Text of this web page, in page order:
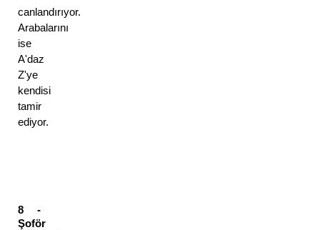
canlandırıyor.
Arabalarını
ise
A'daz
Z'ye
kendisi
tamir
ediyor.
8 -
Şoför